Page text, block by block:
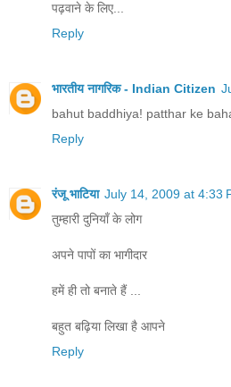
पढ़वाने के लिए...
Reply
भारतीय नागरिक - Indian Citizen
bahut baddhiya! patthar ke
Reply
रंजू भाटिया July 14, 2009 at 4:33
तुम्हारी दुनियाँ के लोग
अपने पापों का भागीदार
हमें ही तो बनाते हैं ...
बहुत बढ़िया लिखा है आपने
Reply